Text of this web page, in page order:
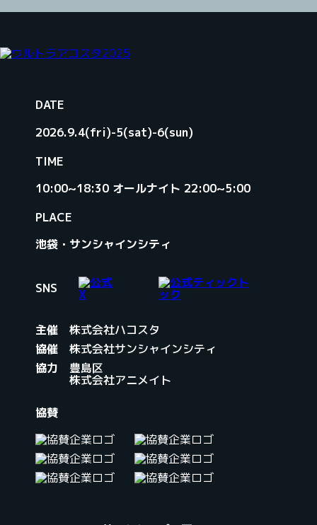
DATE
2026.9.4(fri)-5(sat)-6(sun)
TIME
10:00~18:30 オールナイト 22:00~5:00
PLACE
池袋・サンシャインシティ
SNS
主催
株式会社ハコスタ
協催
株式会社サンシャインシティ
協力
豊島区
株式会社アニメイト
協賛